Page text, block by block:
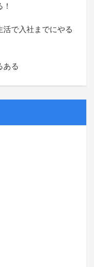
で入社までにやる
ある